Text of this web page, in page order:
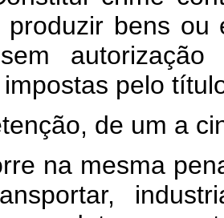
produzir bens ou
pelo
de um a
na mesma